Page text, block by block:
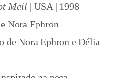
Mail | USA | 1998
Nora Ephron
de Nora Ephron e Délia